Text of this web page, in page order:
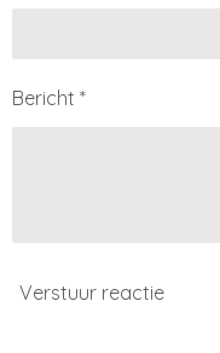
Bericht *
Verstuur reactie